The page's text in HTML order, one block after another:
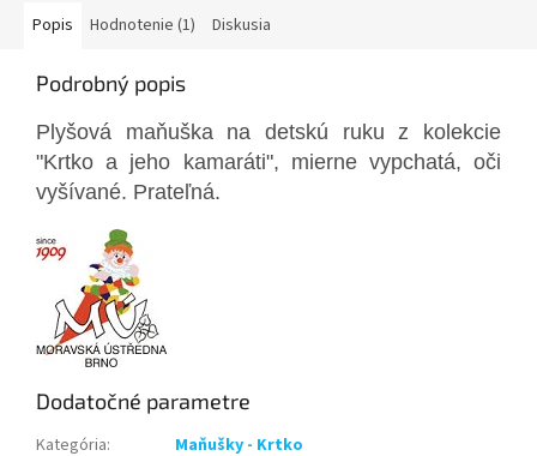
Popis Hodnotenie (1) Diskusia
Podrobný popis
Plyšová maňuška na detskú ruku z kolekcie
"Krtko a jeho kamaráti", mierne vypchatá, oči
vyšívané. Prateľná.
Dodatočné parametre
Kategória:
Maňušky - Krtko